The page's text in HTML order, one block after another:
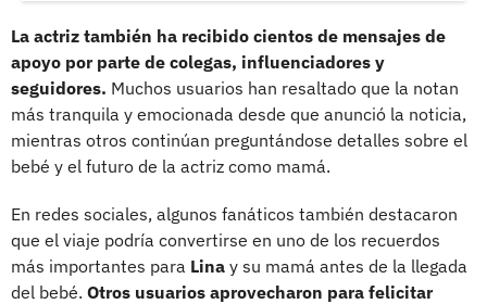
La actriz también ha recibido cientos de mensajes de
apoyo por parte de colegas, influenciadores y
seguidores. Muchos usuarios han resaltado que la notan
más tranquila y emocionada desde que anunció la noticia,
mientras otros continúan preguntándose detalles sobre el
bebé y el futuro de la actriz como mamá.
En redes sociales, algunos fanáticos también destacaron
que el viaje podría convertirse en uno de los recuerdos
más importantes para Lina y su mamá antes de la llegada
del bebé. Otros usuarios aprovecharon para felicitar